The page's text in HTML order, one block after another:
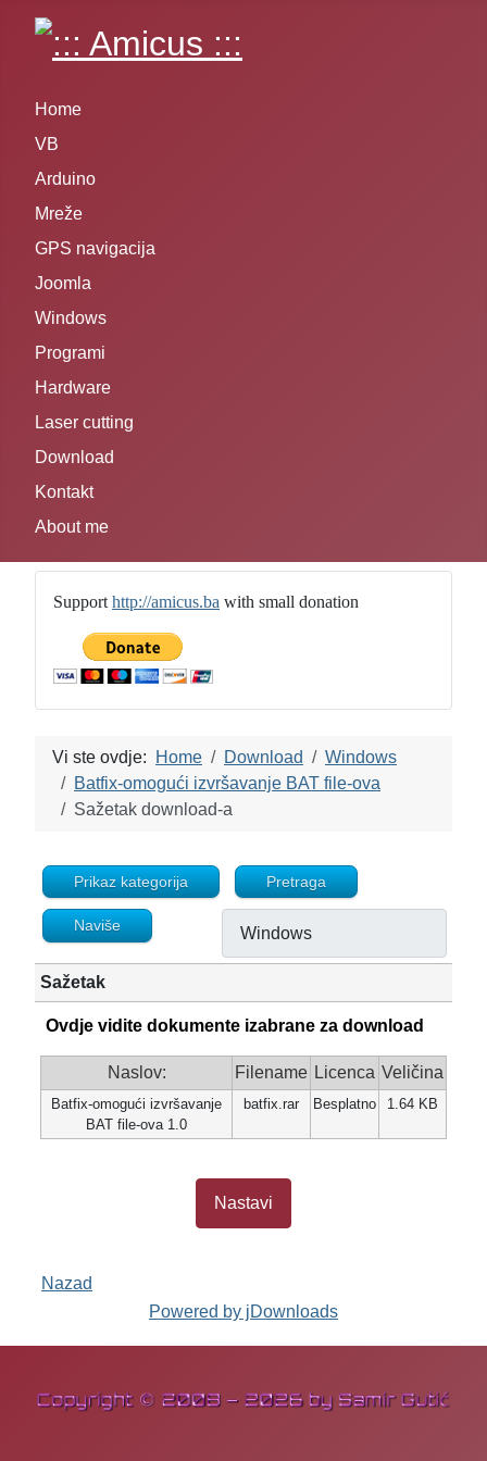
Home
VB
Arduino
Mreže
GPS navigacija
Joomla
Windows
Programi
Hardware
Laser cutting
Download
Kontakt
About me
Support http://amicus.ba with small donation
Vi ste ovdje: Home Download
Windows
Batfix-omogući izvršavanje BAT file-ova
Sažetak download-a
Prikaz kategorija Pretraga
Naviše
Sažetak
Ovdje vidite dokumente izabrane za download
Naslov: Filename Licenca Veličina
Batfix-omogući izvršavanje
BAT file-ova 1.0
batfix.rar Besplatno 1.64 KB
Nastavi
Nazad
Powered by jDownloads